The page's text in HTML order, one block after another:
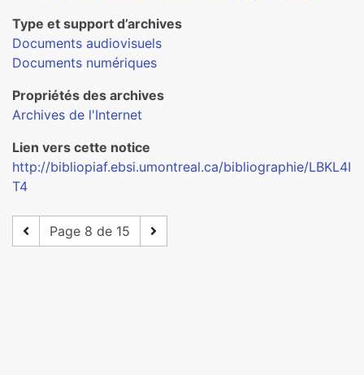
Type et support d’archives
Documents audiovisuels
Documents numériques
Propriétés des archives
Archives de l'Internet
Lien vers cette notice
http://bibliopiaf.ebsi.umontreal.ca/bibliographie/LBKL4I
T4
Page 8 de 15